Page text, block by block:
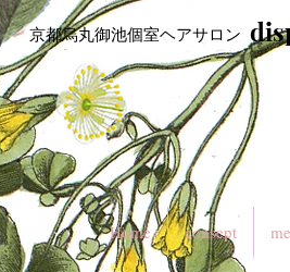
​ 京都烏丸御池個室ヘアサロン
Home consept